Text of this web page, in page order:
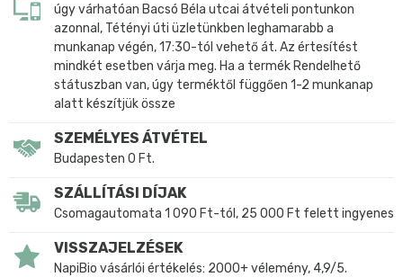
úgy várhatóan Bacsó Béla utcai átvételi pontunkon
azonnal, Tétényi úti üzletünkben leghamarabb a
munkanap végén, 17:30-tól vehető át. Az értesítést
mindkét esetben várja meg. Ha a termék Rendelhető
státuszban van, úgy terméktől függően 1-2 munkanap
alatt készítjük össze
SZEMÉLYES ÁTVÉTEL
Budapesten 0 Ft.
SZÁLLÍTÁSI DÍJAK
Csomagautomata 1 090 Ft-tól, 25 000 Ft felett ingyenes
VISSZAJELZÉSEK
NapiBio vásárlói értékelés: 2000+ vélemény, 4,9/5.